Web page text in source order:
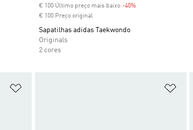
€ 100 Último preço mais baixo -40%
€ 100 Preço original
Sapatilhas adidas Taekwondo
Originals
2 cores